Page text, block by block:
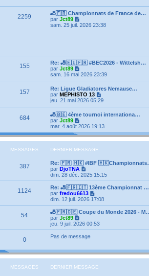
s
a
e
r
m
e
s
l
e
d
e
r
m
s
s
a
g
e
2259
🎳🇫🇷 Championnats de France de…
par Jct89
o
e
r
n
i
e
r
m
e
s
s
a
g
e
sam. 25 juil. 2026 23:38
155
Re: 🎳🇪🇺🇫🇷 #BEC2026 - Wittelsh…
par Jct89
o
r
l
e
d
e
r
i
e
r
e
s
a
g
e
sam. 16 mai 2026 23:39
157
Re: Ligue Gladiatores Nemause…
par MEPHISTO 13
o
r
l
e
d
e
r
r
e
s
s
g
e
jeu. 21 mai 2026 05:29
684
🎳🇧🇪 4ème tournoi internationa…
par Jct89
o
i
r
e
e
r
n
i
e
r
m
e
s
g
e
mar. 4 août 2026 19:13
MESSAGES DERNIER MESSAGE
387
Re: 🇫🇷 🇭🇰 #IBF
par DjoTNA
o
i
r
l
e
r
n
i
r
e
s
a
dim. 28 déc. 2025 15:15
1124
Re: 🎳🇫🇷🇮🇹 13ème Championnat …
par fredou6613
o
i
r
e
i
e
m
dim. 12 juil. 2026 17:08
54
🎳🇫🇷🇩🇪 Coupe du Monde 2026 -
par Jct89
o
i
r
d
e
r
n
jeu. 9 juil. 2026 00:53
0 Pas de message
MESSAGES DERNIER MESSAGE